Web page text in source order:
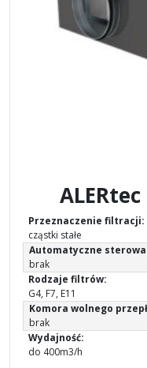
Przeznaczenie filtracji:
cząstki stałe
Automatyczne
brak
Rodzaje filtrów:
G4, F7, E11
Komora wolnego
brak
Wydajność:
do 400m3/h